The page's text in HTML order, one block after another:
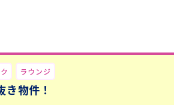
ラウンジ
物件！